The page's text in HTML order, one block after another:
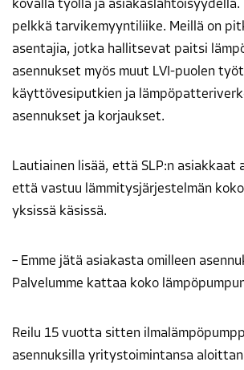
kovalla työllä ja asiakaslähtöisyydellä.
pelkkä tarvikemyyntiliike. Meillä on
asentajia, jotka hallitsevat paitsi
asennukset myös muut LVI-puolen
käyttövesiputkien ja
asennukset ja korjaukset.
Lautiainen lisää, että SLP:n asiakkaat
että vastuu lämmitysjärjestelmän
yksissä käsissä.
– Emme jätä asiakasta omilleen
Palvelumme kattaa koko
Reilu 15 vuotta sitten
asennuksilla yritystoimintansa